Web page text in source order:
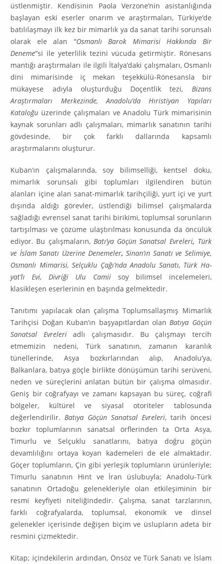
üstlenmiştir. Kendisinin Paola Verzoneʼnin asistanlığında
başlayan eski eserler onarım ve araştırmaları, Türkiye’de
batılılaşmayı ilk kez bir mimarlık ya da sanat tarihi sorunsalı
olarak ele alan “Osmanlı Barok Mimarisi Hakkında Bir
Deneme”si ile yeterlilik tezini vücuda getirmiştir. Rönesans
mantığı araştırmaları ile ilgili İtalyaʼdaki çalışmaları, Osmanlı
dini mimarisinde iç mekan teşekkülü-Röne­sansla bir
mükayese adıyla oluşturduğu Doçentlik tezi, Bizans
Araştırmaları Merkezinde, Anadoluʼda Hıristiyan Yapıları
Kataloğu üzerinde çalışmaları ve Anadolu Türk mimarisinin
kaynak sorunları adlı çalışmaları, mimarlık sanatı­nın tarihi
gövdesinde, bir çok farklı dallarında kapsamlı
araştırmalarını oluş­turur.
Kuban’ın çalışmalarında, soy bilimselliği, kentsel doku,
mimarlık sorunsalı gibi toplumları ilgilendiren bütün
alanları içine alan sanat-mimarlık tarihçiliği, yurt içi ve yurt
dışında aldığı görevler, üstlendiği bilimsel çalışmalarda
sağla­dı­ğı evrensel sanat tarihi birikimi, toplumsal sorunların
tartışılması ve çözü­me ulaştırılması konusunda da öncülük
ediyor. Bu çalışmaların, Batı’ya Gö­çün Sanatsal Evreleri, Türk
ve İslam Sanatı Üzerine Denemeler,Sinan’ın Sanatı ve Selimiye,
Osmanlı Mimarisi, Selçuklu Çağı’nda Anadolu Sanatı, Türk Ha­
yat’lı Evi, Divriği Ulu Camiisoy bilimsel incelemeleri,
klasikleşen eserleri­nin en başında gelmektedir.
Tanıtımı yapılacak olan çalışma Toplumsallaşmış Mimarlık
Tarihçisi Doğan Kubanʼın başyapıtlardan olan Batıya Göçün
Sanatsal Evreleriadlı çalışması­dır. Bu çalışmayı tercih
etmemizin nedeni, Türk sanatının, zamanın karanlık
tünellerinde, Asya bozkırlarından alıp, Anadoluʼya,
Balkanlara, batıya göçle birlikte dönüşümün tarihi serüveni,
neden ve süreçlerini anlatan bütün bir çalışma olmasıdır.
Geniş bir coğrafyayı ve zamanı kapsayan bu süreç, coğrafi
bölgeler, kültürel ve siyasal otoriteler tablosunda
değerlendirilir. Batıya Gö­çün Sanatsal Evreleri, tarih öncesi
bozkır toplumlarının sanatsal örflerinden ta Orta Asya,
Timurlu ve Selçuklu sanatlarını, batıya doğru göçün
devamlılı­ğını ortaya koyan kademeleri de ele almaktadır.
Göçer toplumların, Çin gibi yerleşik toplumların ürünleriyle;
Timurlu sanatının Hint ve İran üslubuyla; Anadolu-Türk
sanatının Ortadoğu gelenekleriyle olan etkileşiminin bir
resmi keyfiyeti niteliğindedir. Çalışma, sanat tarzlarının,
farklı coğrafyalarda, top­lumsal, ekonomik ve dinsel
gelenekler içerisinde değişen biçim ve üslupların adeta bir
resmini çizmektedir.
Kitap; içindekilerin ardından, Önsöz ve Türk Sanatı ve İslam